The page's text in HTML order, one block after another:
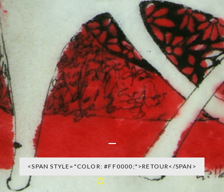
#FF0000;">RETOUR</SPAN>
STYLE="COLOR: #FF0000;">RETOUR</SPAN>